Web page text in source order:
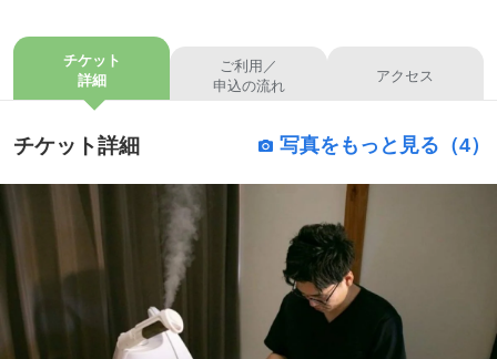
チケット
詳細
ご利用／
申込の流れ
アクセス
チケット詳細 写真をもっと見る（4）